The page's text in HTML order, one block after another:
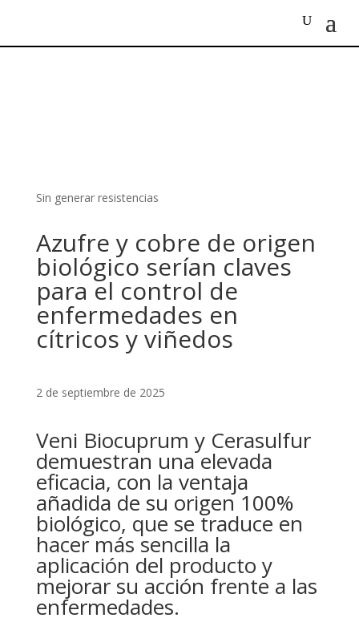
Sin generar resistencias
Azufre y cobre de origen
biológico serían claves
para el control de
enfermedades en
cítricos y viñedos
2 de septiembre de 2025
Veni Biocuprum y Cerasulfur
demuestran una elevada
eficacia, con la ventaja
añadida de su origen 100%
biológico, que se traduce en
hacer más sencilla la
aplicación del producto y
mejorar su acción frente a las
enfermedades.